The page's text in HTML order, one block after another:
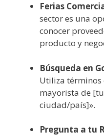
Ferias
sector es una
conocer
producto y
Búsqueda en
Utiliza términos
mayorista de
ciudad/país]».
Pregunta a tu